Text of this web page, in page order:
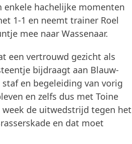
enkele hachelijke momenten
1-1 en neemt trainer Roel
mee naar Wassenaar.
een vertrouwd gezicht als
bijdraagt aan Blauw-
en begeleiding van vorig
en zelfs dus met Toine
de uitwedstrijd tegen het
en dat moet